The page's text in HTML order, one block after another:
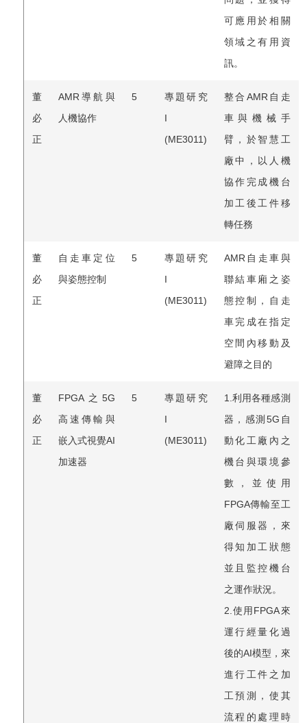
可應用於相關
領域之有用資
訊。
董
必
正
AMR導航與
人機協作
5
專題研究
I
(ME3011)
整合AMR自走
車與機械手
臂，於智慧工
廠中，以人機
協作完成機台
加工後工件移
轉任務
董
必
正
自走車定位
與姿態控制
5
專題研究
I
(ME3011)
AMR自走車與
聯結車廂之姿
態控制，自走
車完成在指定
空間內移動及
避障之目的
董
必
正
FPGA之5G
高速傳輸與
嵌入式視覺AI
加速器
5
專題研究
I
(ME3011)
1.利用各種感測
器，感測5G自
動化工廠內之
機台與環境參
數，並使用
FPGA傳輸至工
廠伺服器，來
得知加工狀態
並且監控機台
之運作狀況。
2.使用FPGA來
運行經量化過
後的AI模型，來
進行工件之加
工預測，使其
流程的處理時